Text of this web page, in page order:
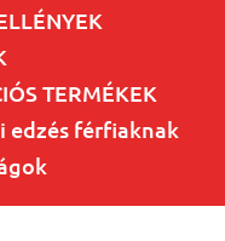
TERMÉKEK
edzés férfiaknak